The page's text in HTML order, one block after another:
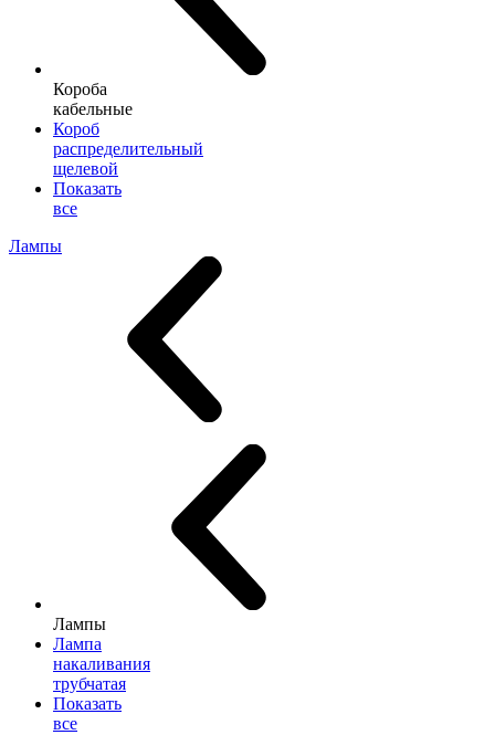
Короба
кабельные
Короб
распределительный
щелевой
Показать
все
Лампы
Лампы
Лампа
накаливания
трубчатая
Показать
все